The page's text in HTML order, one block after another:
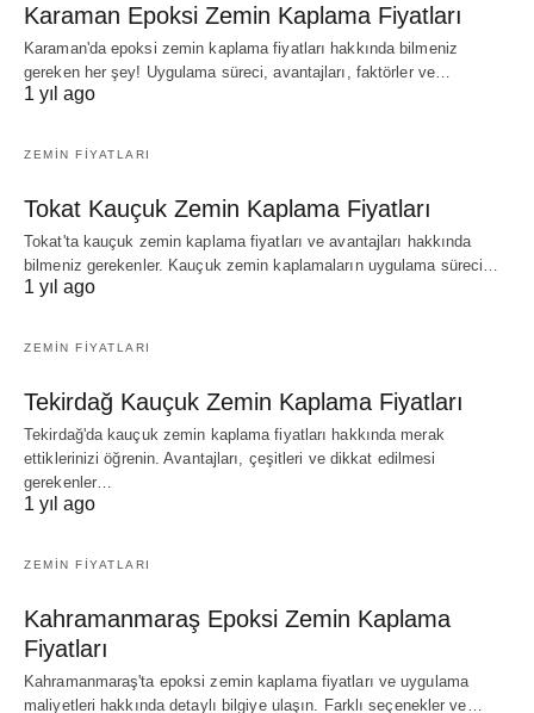
Karaman Epoksi Zemin Kaplama Fiyatları
Karaman'da epoksi zemin kaplama fiyatları hakkında bilmeniz
gereken her şey! Uygulama süreci, avantajları, faktörler ve…
1 yıl ago
ZEMIN FIYATLARI
Tokat Kauçuk Zemin Kaplama Fiyatları
Tokat'ta kauçuk zemin kaplama fiyatları ve avantajları hakkında
bilmeniz gerekenler. Kauçuk zemin kaplamaların uygulama süreci…
1 yıl ago
ZEMIN FIYATLARI
Tekirdağ Kauçuk Zemin Kaplama Fiyatları
Tekirdağ'da kauçuk zemin kaplama fiyatları hakkında merak
ettiklerinizi öğrenin. Avantajları, çeşitleri ve dikkat edilmesi
gerekenler…
1 yıl ago
ZEMIN FIYATLARI
Kahramanmaraş Epoksi Zemin Kaplama
Fiyatları
Kahramanmaraş'ta epoksi zemin kaplama fiyatları ve uygulama
maliyetleri hakkında detaylı bilgiye ulaşın. Farklı seçenekler ve…